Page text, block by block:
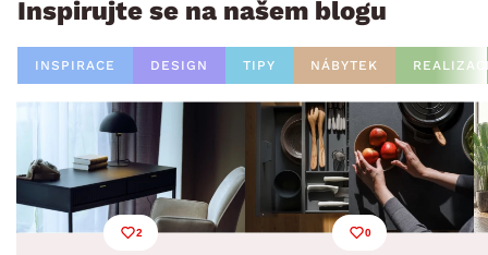
Inspirujte se na našem blogu
INSPIRACE DESIGN TIPY NÁBYTEK
2 0